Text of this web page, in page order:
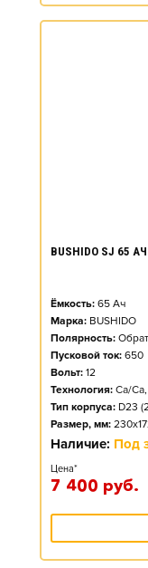
BUSHIDO SJ 65
Ёмкость: 65 Ач
Марка: BUSHIDO
Полярность:
Пусковой ток: 650
Вольт: 12
Технология: Ca/
Тип корпуса: D23
Размер, мм:
Наличие: Под
Цена*
7 400 руб.